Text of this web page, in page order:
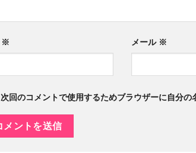
※ メール ※
次回のコメントで使用するためブラウザーに自分の